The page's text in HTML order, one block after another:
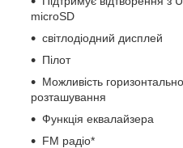
microSD
світлодіодний дисплей
Пілот
Можливість
розташування
Функція еквалайзера
FM радіо*